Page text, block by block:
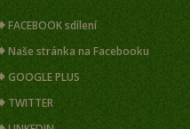
FACEBOOK sdílení
Naše stránka na Facebooku
GOOGLE PLUS
TWITTER